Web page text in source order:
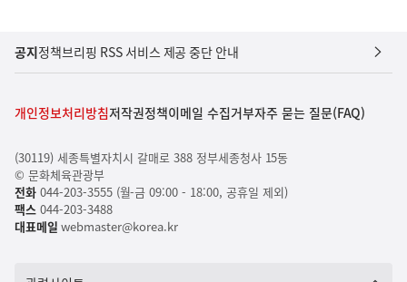
공지정책브리핑 RSS 서비스 제공 중단 안내
개인정보처리방침저작권정책이메일 수집거부자주 묻는 질문(FAQ)
(30119) 세종특별자치시 갈매로 388 정부세종청사 15동
© 문화체육관광부
전화044-203-3555 (월-금 09:00 - 18:00, 공휴일 제외)
팩스044-203-3488
대표메일 webmaster@korea.kr